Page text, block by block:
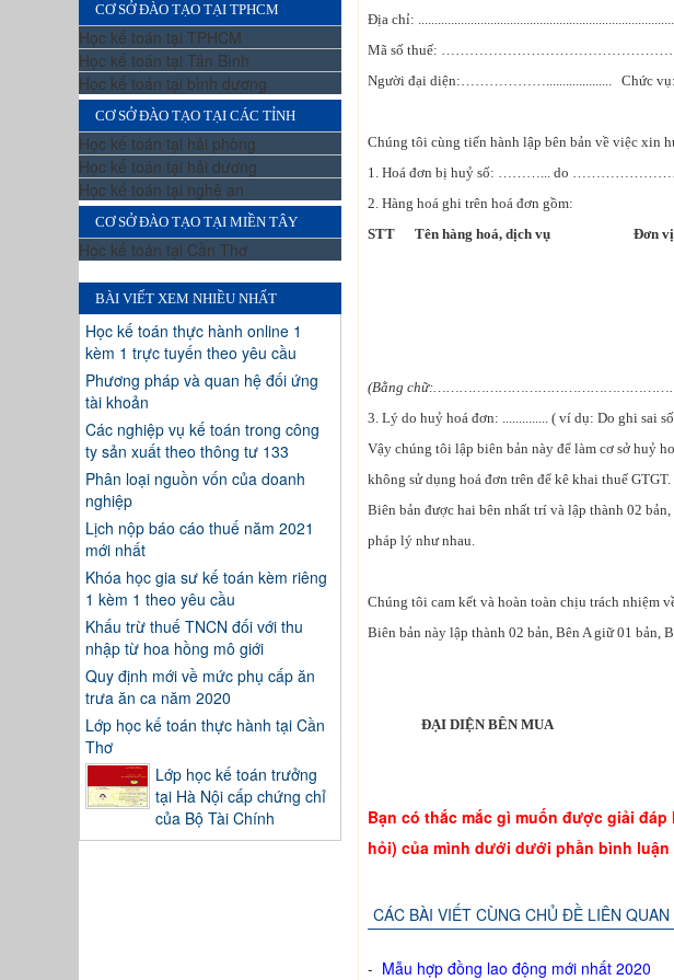
CƠ SỞ ĐÀO TẠO TẠI TPHCM
Học kế toán tại TPHCM
Học kế toán tại Tân Bình
Học kế toán tại bình dương
CƠ SỞ ĐÀO TẠO TẠI CÁC TỈNH
Học kế toán tại hải phòng
Học kế toán tại hải dương
Học kế toán tại nghệ an
CƠ SỞ ĐÀO TẠO TẠI MIỀN TÂY
Học kế toán tại Cần Thơ
BÀI VIẾT XEM NHIỀU NHẤT
Học kế toán thực hành online 1
kèm 1 trực tuyến theo yêu cầu
Phương pháp và quan hệ đối ứng
tài khoản
Các nghiệp vụ kế toán trong công
ty sản xuất theo thông tư 133
Phân loại nguồn vốn của doanh
nghiệp
Lịch nộp báo cáo thuế năm 2021
mới nhất
Khóa học gia sư kế toán kèm riêng
1 kèm 1 theo yêu cầu
Khấu trừ thuế TNCN đối với thu
nhập từ hoa hồng mô giới
Quy định mới về mức phụ cấp ăn
trưa ăn ca năm 2020
Lớp học kế toán thực hành tại Cần
Thơ
Lớp học kế toán trưởng
tại Hà Nội cấp chứng chỉ
của Bộ Tài Chính
Địa chỉ:
Mã số thuế:
Người đại diện:………………....................
Chúng tôi cùng tiến hành lập bên bản về việc xin
1. Hoá đơn bị huỷ số: ………... do
2. Hàng hoá ghi trên hoá đơn gồm:
STT
Tên hàng hoá, dịch vụ Đơn
Tổng cộng
(Bằng
3. Lý do huỷ hoá đơn: .............. ( ví dụ: Do ghi sai
Vậy chúng tôi lập biên bản này để làm cơ sở huỷ
không sử dụng hoá đơn trên để kê khai thuế GTGT.
Biên bản được hai bên nhất trí và lập thành 02
pháp lý như nhau.
Chúng tôi cam kết và hoàn toàn chịu trách nhiệm
Biên bản này lập thành 02 bản, Bên A giữ 01 bản,
ĐẠI DIỆN BÊN
Bạn có thắc mắc gì muốn được giải
hỏi) của mình dưới dưới phần bình
CÁC BÀI VIẾT CÙNG CHỦ ĐỀ LIÊN QUAN
- Mẫu hợp đồng lao động mới nhất 2020